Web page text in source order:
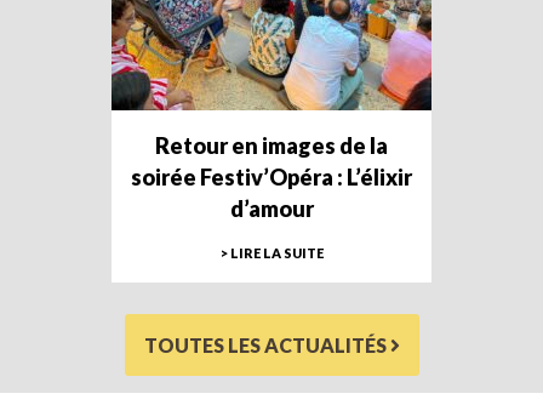
Retour en images de la
soirée Festiv’Opéra : L’élixir
d’amour
> LIRE LA SUITE
TOUTES LES ACTUALITÉS